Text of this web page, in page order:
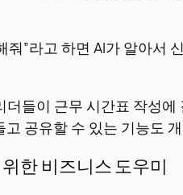
줘”라고 하면 AI가 알아서
더들이 근무 시간표 작성
고 공유할 수 있는 기능도
한 비즈니스 도우미